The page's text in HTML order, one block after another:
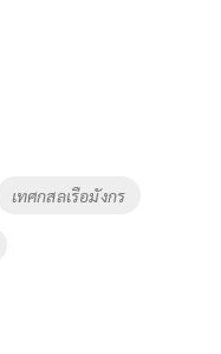
เทศกสลเรือมังกร